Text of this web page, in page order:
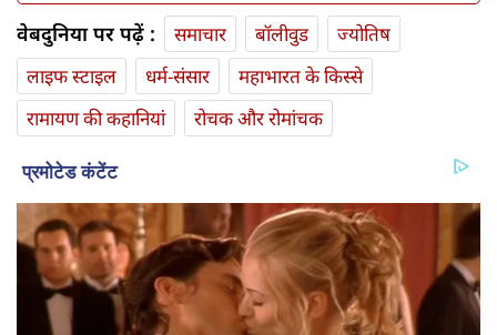
वेबदुनिया पर पढ़ें : समाचार बॉलीवुड
ज्योतिष
लाइफ स्‍टाइल
धर्म-संसार
महाभारत के किस्से
रामायण की कहानियां
रोचक और रोमांचक